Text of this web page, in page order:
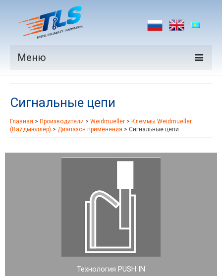
Меню
Производители
Рынки
Сигнальные цепи
Главная > Производители > Weidmueller > Клеммы Weidmueller
(Вайдмюллер) > Диапазон применения > Сигнальные цепи
Технология PUSH IN